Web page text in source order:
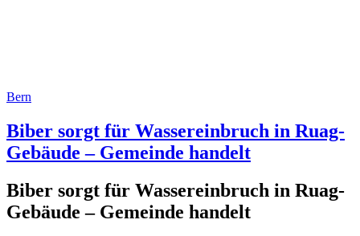
Bern
Biber sorgt für Wassereinbruch in Ruag-
Gebäude – Gemeinde handelt
Biber sorgt für Wassereinbruch in Ruag-
Gebäude – Gemeinde handelt